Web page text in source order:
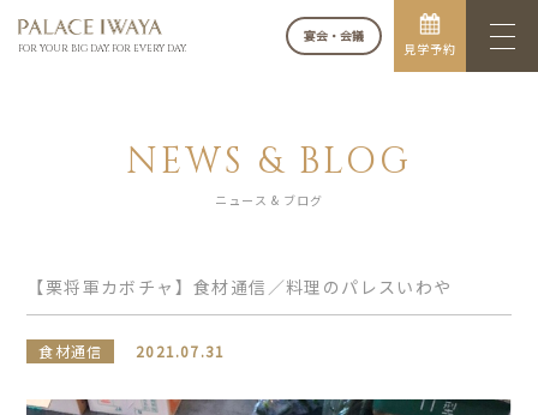
FOR YOUR BIG DAY. FOR EVERY DAY.
宴会・会議
見学予約
NEWS & BLOG
ニュース & ブログ
【栗将軍カボチャ】食材通信／料理のパレスいわや
食材通信 2021.07.31